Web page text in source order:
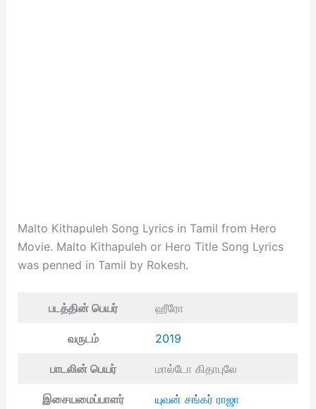
Malto Kithapuleh Song Lyrics in Tamil from Hero
Movie. Malto Kithapuleh or Hero Title Song Lyrics
was penned in Tamil by Rokesh.
படத்தின் பெயர் ஹீரோ
வருடம் 2019
பாடலின் பெயர் மால்டோ கிதாபுலே
இசையமைப்பாளர் யுவன் சங்கர் ராஜா